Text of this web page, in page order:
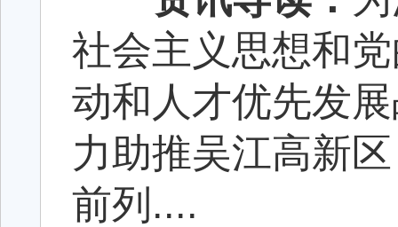
社会主义思想和
动和人才优先发
力助推吴江高新
前列....